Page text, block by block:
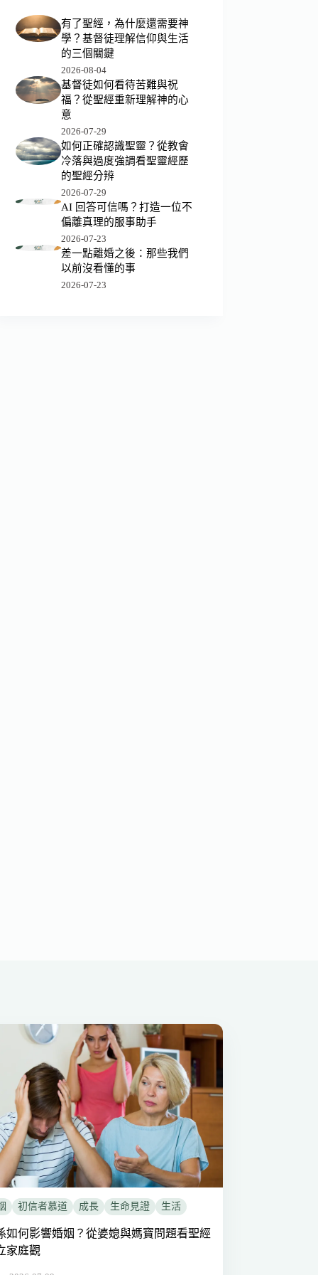
有了聖經，為什麼還需要神
學？基督徒理解信仰與生活
的三個關鍵
2026-08-04
基督徒如何看待苦難與祝
福？從聖經重新理解神的心
意
2026-07-29
如何正確認識聖靈？從教會
冷落與過度強調看聖靈經歷
的聖經分辨
2026-07-29
AI 回答可信嗎？打造一位不
偏離真理的服事助手
2026-07-23
差一點離婚之後：那些我們
以前沒看懂的事
2026-07-23
初信者慕道 成長 生命見證 生活
如何影響婚姻？從婆媳與媽寶問題看聖經
家庭觀